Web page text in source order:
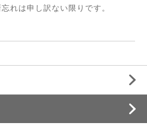
れは申し訳ない限りです。